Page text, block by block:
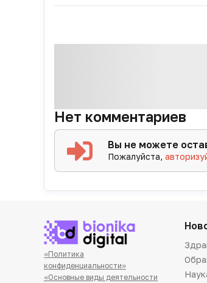
Нет комментариев
Вы не можете
Пожалуйста,
«Политика
конфиденциальности»
«Основные виды деятельности